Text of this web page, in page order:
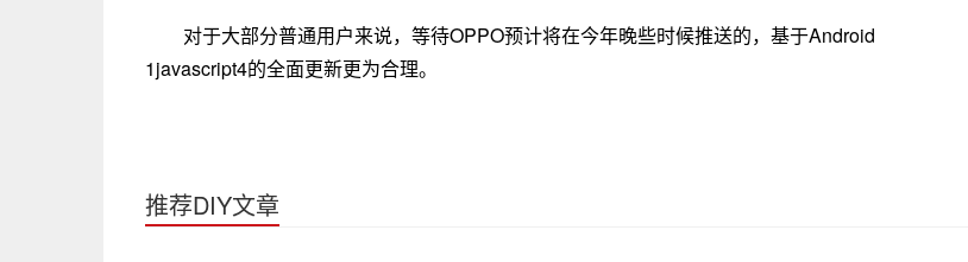
对于大部分普通用户来说，等待OPPO预计将在今年晚些时候推送的，基于Android
1javascript4的全面更新更为合理。
推荐DIY文章